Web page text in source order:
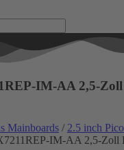
IM-AA 2,5-
Mainboards / 2.5 inch
IM-AA 2,5-Zoll